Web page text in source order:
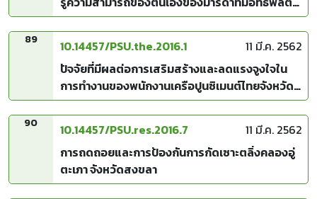
พฤติกรรมการอบรมเลี้ยงดูบุตรวัยก่อนเรียนของ
มารดามุสลิมที่สูญเสียสามีจากสถานการณ์ความไม่
สงบในพื้นที่จังหวัดนราธิวาส
89 10.14457/PSU.the.2016.1
11 มี.ค. 2562
ปัจจัยที่มีผลต่อการเสริมสร้างและลดแรงจูงใจใน
การทำงานของพนักงานเครือปูนซิเมนต์ไทยจังหวัด
สงขลา
90 10.14457/PSU.res.2016.7
11 มี.ค. 2562
การถดถอยและการป้องกันการกัดเซาะตลิ่งคลองอู่
ตะเภา จังหวัดสงขลา